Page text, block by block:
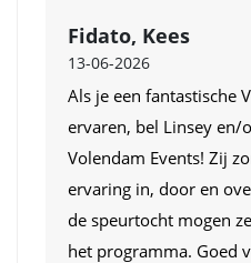
Fidato, Kees
13-06-2026
Als je een fantastische
ervaren, bel Linsey en/
Volendam Events! Zij
ervaring in, door en
de speurtocht mogen
het programma. Goed